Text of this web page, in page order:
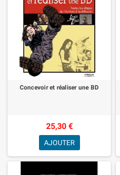
Concevoir et réaliser une BD
25,30 €
AJOUTER